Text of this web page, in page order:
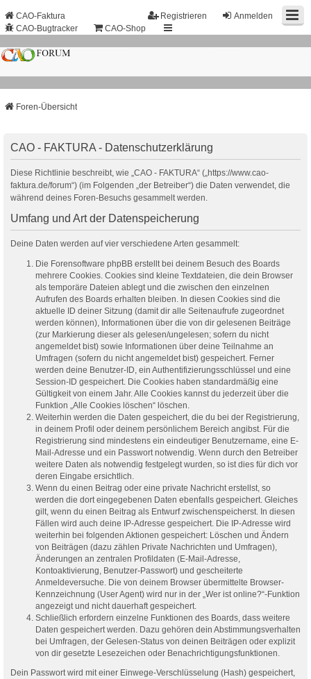
Anmelden
Registrieren
CAO-Faktura
CAO-Bugtracker
CAO-Shop
Foren-Übersicht
CAO - FAKTURA - Datenschutzerklärung
Diese Richtlinie beschreibt, wie „CAO - FAKTURA“ („https://www.cao-
faktura.de/forum“) (im Folgenden „der Betreiber“) die Daten verwendet, die
während deines Foren-Besuchs gesammelt werden.
Umfang und Art der Datenspeicherung
Deine Daten werden auf vier verschiedene Arten gesammelt:
Die Forensoftware phpBB erstellt bei deinem Besuch des Boards
mehrere Cookies. Cookies sind kleine Textdateien, die dein Browser
als temporäre Dateien ablegt und die zwischen den einzelnen
Aufrufen des Boards erhalten bleiben. In diesen Cookies sind die
aktuelle ID deiner Sitzung (damit dir alle Seitenaufrufe zugeordnet
werden können), Informationen über die von dir gelesenen Beiträge
(zur Markierung dieser als gelesen/ungelesen; sofern du nicht
angemeldet bist) sowie Informationen über deine Teilnahme an
Umfragen (sofern du nicht angemeldet bist) gespeichert. Ferner
werden deine Benutzer-ID, ein Authentifizierungsschlüssel und eine
Session-ID gespeichert. Die Cookies haben standardmäßig eine
Gültigkeit von einem Jahr. Alle Cookies kannst du jederzeit über die
Funktion „Alle Cookies löschen“ löschen.
Weiterhin werden die Daten gespeichert, die du bei der Registrierung,
in deinem Profil oder deinem persönlichem Bereich angibst. Für die
Registrierung sind mindestens ein eindeutiger Benutzername, eine E-
Mail-Adresse und ein Passwort notwendig. Wenn durch den Betreiber
weitere Daten als notwendig festgelegt wurden, so ist dies für dich vor
deren Eingabe ersichtlich.
Wenn du einen Beitrag oder eine private Nachricht erstellst, so
werden die dort eingegebenen Daten ebenfalls gespeichert. Gleiches
gilt, wenn du einen Beitrag als Entwurf zwischenspeicherst. In diesen
Fällen wird auch deine IP-Adresse gespeichert. Die IP-Adresse wird
weiterhin bei folgenden Aktionen gespeichert: Löschen und Ändern
von Beiträgen (dazu zählen Private Nachrichten und Umfragen),
Änderungen an zentralen Profildaten (E-Mail-Adresse,
Kontoaktivierung, Benutzer-Passwort) und gescheiterte
Anmeldeversuche. Die von deinem Browser übermittelte Browser-
Kennzeichnung (User Agent) wird nur in der „Wer ist online?“-Funktion
angezeigt und nicht dauerhaft gespeichert.
Schließlich erfordern einzelne Funktionen des Boards, dass weitere
Daten gespeichert werden. Dazu gehören dein Abstimmungsverhalten
bei Umfragen, der Gelesen-Status von deinen Beiträgen oder explizit
von dir gesetzte Lesezeichen oder Benachrichtigungsfunktionen.
Dein Passwort wird mit einer Einwege-Verschlüsselung (Hash) gespeichert,